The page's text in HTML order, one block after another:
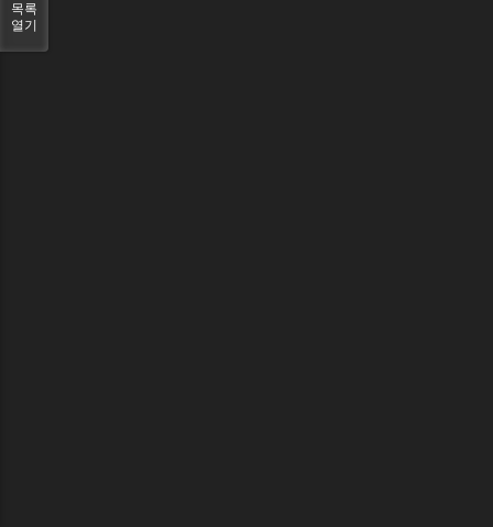
목록
열기